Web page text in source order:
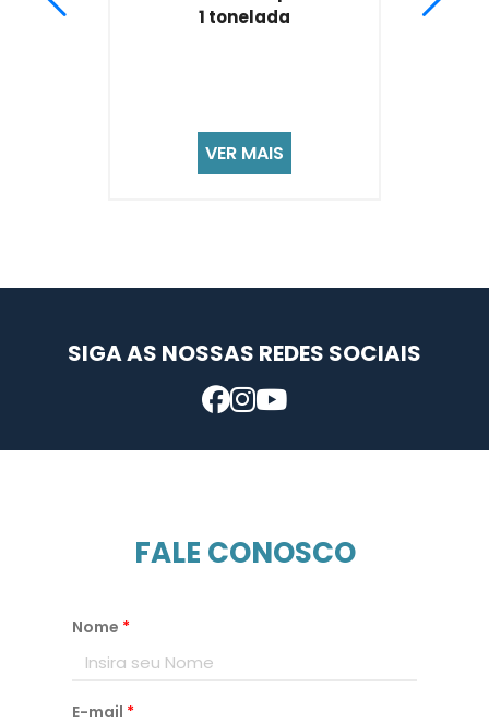
1 tonelada
VER MAIS
SIGA AS NOSSAS REDES SOCIAIS
FALE CONOSCO
Nome *
E-mail *